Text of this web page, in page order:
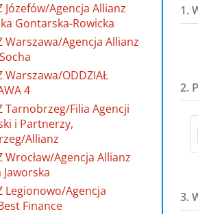
Józefów/Agencja Allianz
Gontarska-Rowicka
Warszawa/Agencja Allianz
Warszawa/ODDZIAŁ
4
Tarnobrzeg/Filia Agencji
i Partnerzy,
Allianz
Wrocław/Agencja Allianz
Legionowo/Agencja
Finance
1.
2.
3.